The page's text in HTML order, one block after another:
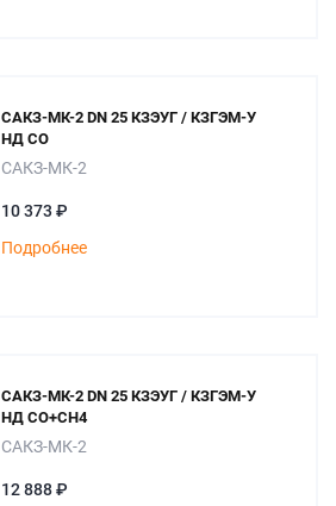
САКЗ-МК-2 DN 25 КЗЭУГ / КЗГЭМ-У
НД СО
САКЗ-МК-2
10 373 ₽
Подробнее
САКЗ-МК-2 DN 25 КЗЭУГ / КЗГЭМ-У
НД СО+СН4
САКЗ-МК-2
12 888 ₽